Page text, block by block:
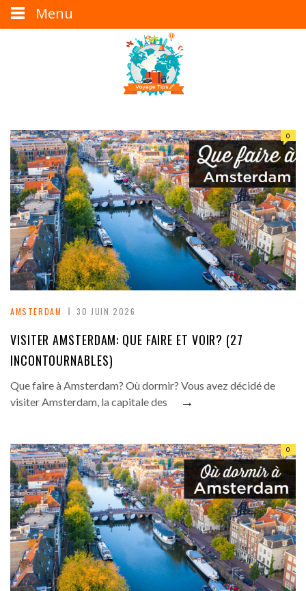
AMSTERDAM 30 JUIN 2026
0
VISITER AMSTERDAM: QUE FAIRE ET VOIR? (27
INCONTOURNABLES)
Que faire à Amsterdam? Où dormir? Vous avez décidé de
visiter Amsterdam, la capitale des
→
0
Menu